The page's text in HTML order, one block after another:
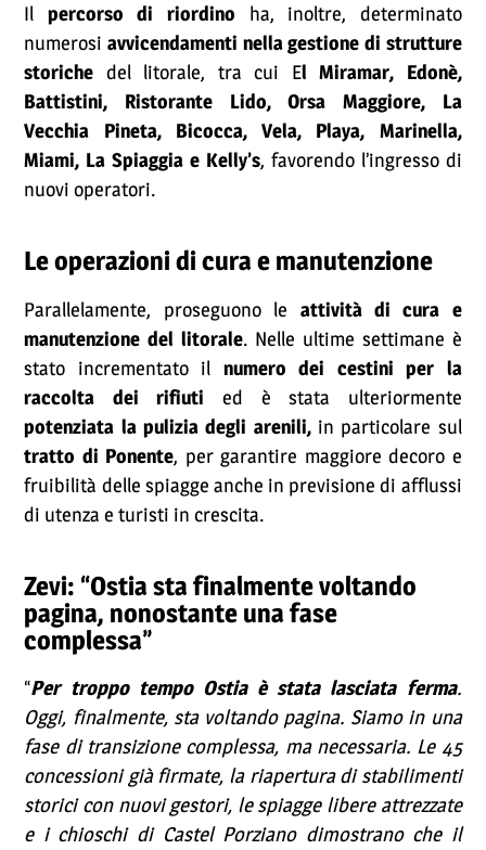
Il percorso di riordino ha, inoltre, determinato
numerosi avvicendamenti nella gestione di strutture
storiche del litorale, tra cui El Miramar, Edonè,
Battistini, Ristorante Lido, Orsa Maggiore, La
Vecchia Pineta, Bicocca, Vela, Playa, Marinella,
Miami, La Spiaggia e Kelly’s, favorendo l’ingresso di
nuovi operatori.
Le operazioni di cura e manutenzione
Parallelamente, proseguono le attività di cura e
manutenzione del litorale. Nelle ultime settimane è
stato incrementato il numero dei cestini per la
raccolta dei rifiuti ed è stata ulteriormente
potenziata la pulizia degli arenili,in particolare sul
tratto di Ponente, per garantire maggiore decoro e
fruibilità delle spiagge anche in previsione di afflussi
di utenza e turisti in crescita.
Zevi: “Ostia sta finalmente voltando
pagina, nonostante una fase
complessa”
“Per troppo tempo Ostia è stata lasciata ferma.
Oggi, finalmente, sta voltando pagina. Siamo in una
fase di transizione complessa, ma necessaria. Le 45
concessioni già firmate, la riapertura di stabilimenti
storici con nuovi gestori, le spiagge libere attrezzate
e i chioschi di Castel Porziano dimostrano che il